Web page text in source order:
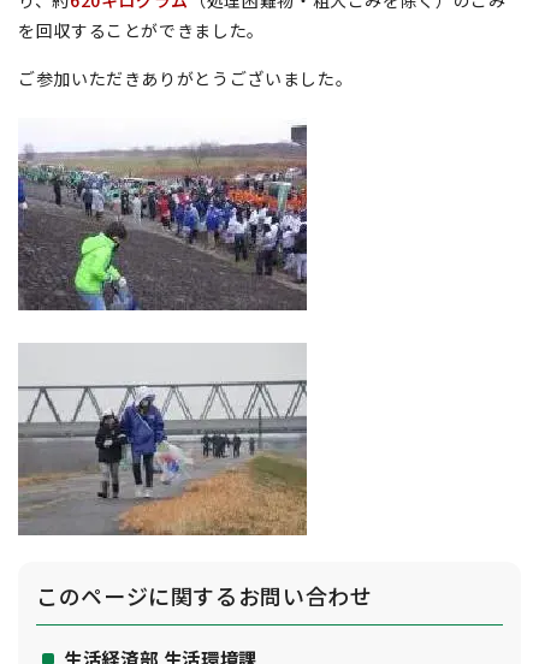
を回収することができました。
ご参加いただきありがとうございました。
このページに関するお問い合わせ
生活経済部 生活環境課